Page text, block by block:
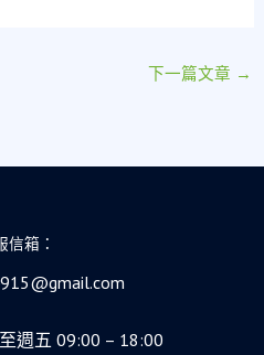
下一篇文章 →
信箱：
週五 09:00 – 18:00